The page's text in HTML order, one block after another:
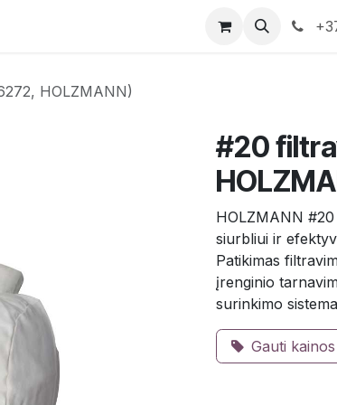
HOLZMANN)
#20
HOLZMANN
siurbliui ir
Patikimas
įrenginio
surinkimo
Gauti